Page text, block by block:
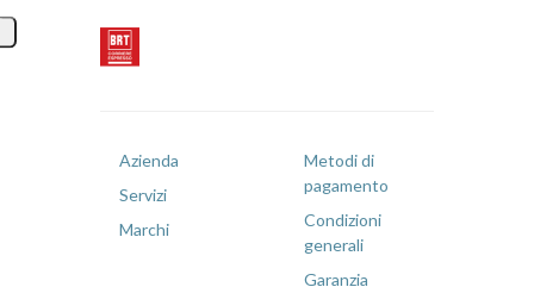
Azienda
Servizi
Marchi
Metodi di
pagamento
Condizioni
generali
Garanzia